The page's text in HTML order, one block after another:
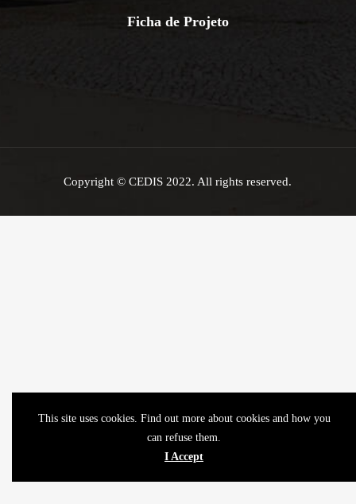
Ficha de Projeto
Copyright © CEDIS 2022. All rights reserved.
This site uses cookies. Find out more about cookies and how you
can refuse them.
I Accept